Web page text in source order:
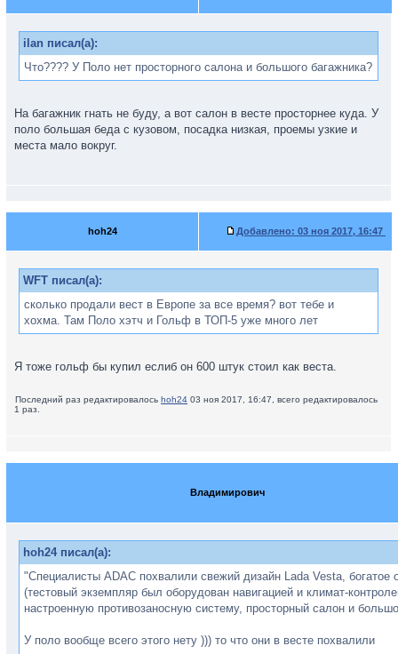
ilan писал(а):
Что???? У Поло нет просторного салона и большого багажника?
На багажник гнать не буду, а вот салон в весте просторнее куда. У
поло большая беда с кузовом, посадка низкая, проемы узкие и
места мало вокруг.
hoh24 Добавлено: 03 ноя 2017, 16:47
WFT писал(а):
сколько продали вест в Европе за все время? вот тебе и
хохма. Там Поло хэтч и Гольф в ТОП-5 уже много лет
Я тоже гольф бы купил еслиб он 600 штук стоил как веста.
Последний раз редактировалось hoh24 03 ноя 2017, 16:47, всего редактировалось
1 раз.
Владимирович
hoh24 писал(а):
"Специалисты ADAC похвалили свежий дизайн Lada Vesta, богатое
(тестовый экземпляр был оборудован навигацией и климат-
настроенную противозаносную систему, просторный салон и
У поло вообще всего этого нету ))) то что они в весте похвалили